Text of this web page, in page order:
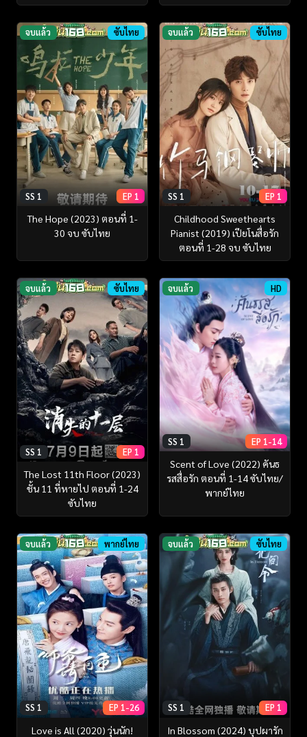
จบแล้ว ซับไทย
SS 1 EP 1
The Hope (2023) ตอนที่ 1-
30 จบ ซับไทย
จบแล้ว ซับไทย
SS 1 EP 1
Childhood Sweethearts
Pianist (2019) เปียโนสื่อรัก
ตอนที่ 1-28 จบ ซับไทย
จบแล้ว ซับไทย
SS 1 EP 1
The Lost 11th Floor (2023)
ชั้น 11 ที่หายไป ตอนที่ 1-24
ซับไทย
จบแล้ว HD
SS 1 EP 1-14
Scent of Love (2022) คันธ
รสสื่อรัก ตอนที่ 1-14 ซับไทย/
พากย์ไทย
จบแล้ว พากย์ไทย
SS 1 EP 1-26
Love is All (2020) วุ่นนัก!
จบแล้ว ซับไทย
SS 1 EP 1
In Blossom (2024) บุปผารัก